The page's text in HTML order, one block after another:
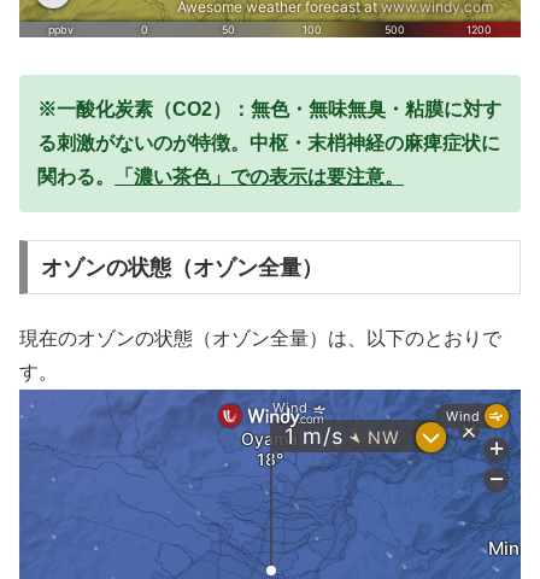
※一酸化炭素（CO2）：無色・無味無臭・粘膜に対す
る刺激がないのが特徴。中枢・末梢神経の麻痺症状に
関わる。
「濃い茶色」での表示は要注意。
オゾンの状態（オゾン全量）
現在のオゾンの状態（オゾン全量）は、以下のとおりで
す。